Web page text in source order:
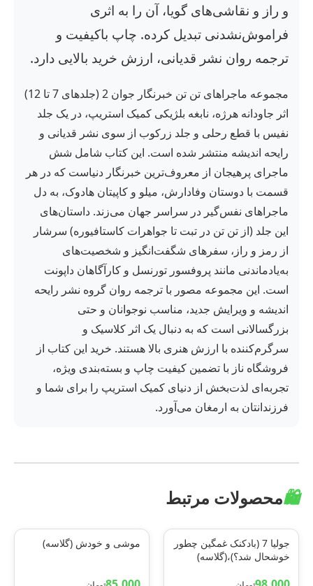
و راز و نقاشی‌های گویا، آن را به اثری
فراموش‌نشدنی تبدیل کرده. چاپ باکیفیت و
ترجمه روان نشر قدیانی، ارزش خرید بالایی دارد.
مجموعه ماجراهای تن تن خبرنگار جوان 2 (جلدهای 7 تا 12)
اثر جاودانه هرژه، نابغه بلژیکی کمیک استریپ، در یک جلد
نفیس با قطع رحلی و جلد زرکوب از سوی نشر قدیانی و
رایحه اندیشه منتشر شده است. این کتاب شامل شش
ماجرای پرهیجان از معروف‌ترین خبرنگار دنیاست که در هر
قسمت با دوستان وفادارش، میلو و کاپیتان هادوک، به دل
ماجراهای نفس‌گیر در سراسر جهان می‌زند. داستان‌های
این جلد (از تن تن در تبت تا جواهرات کاستافیوره) سرشار
از رمز و راز، سفرهای شگفت‌انگیز و شخصیت‌های
به‌یادماندنی مانند پروفسور تورنسل و کارآگاهان داپونت
است. این مجموعه مصور با ترجمه روان گروه نشر رایحه
اندیشه و ویرایش جدید، مناسب نوجوانان و حتی
بزرگسالانی است که به دنبال یک اثر کلاسیک و
سرگرم‌کننده با ارزش هنری بالا هستند. خرید این کتاب از
فروشگاه ناز با تضمین کیفیت چاپ و بسته‌بندی ویژه،
تجربه‌ای لذت‌بخش از دنیای کمیک استریپ را برای شما و
فرزندانتان به ارمغان می‌آورد.
🛍️محصولات مرتبط
جولیا 7 (بادکنک غمگین چطور
خوشحال شد؟)،(گلاسه)
موشی و خودش (گلاسه)